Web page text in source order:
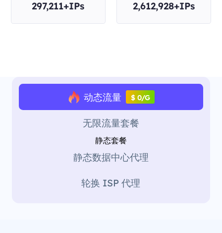
297,211+IPs
2,612,928+IPs
动态流量 $ 0/G
无限流量套餐
静态套餐
静态数据中心代理
轮换 ISP 代理